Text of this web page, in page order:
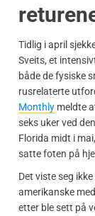
Tidlig i april
Sveits, et
både de fysiske
rusrelaterte
Monthly meldte
seks uker ved
Florida midt i
satte foten på
Det viste seg
amerikanske
etter ble sett på